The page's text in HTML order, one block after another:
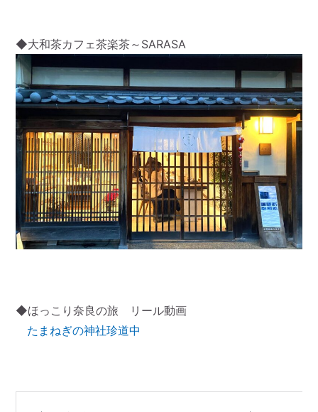
◆大和茶カフェ茶楽茶～SARASA
◆ほっこり奈良の旅 リール動画
たまねぎの神社珍道中